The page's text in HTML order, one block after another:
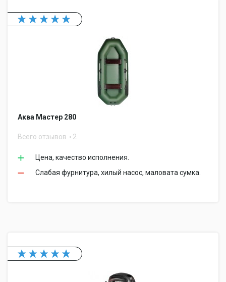
Аква Мастер 280
Всего отзывов 2
Цена, качество исполнения.
Слабая фурнитура, хилый насос, маловата сумка.